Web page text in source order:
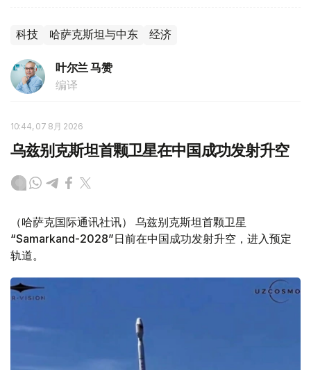
科技 哈萨克斯坦与中东 经济
叶尔兰 马赞
编译
10:44, 07 8月 2026
乌兹别克斯坦首颗卫星在中国成功发射升空
（哈萨克国际通讯社讯） 乌兹别克斯坦首颗卫星
“Samarkand-2028”日前在中国成功发射升空，进入预定
轨道。